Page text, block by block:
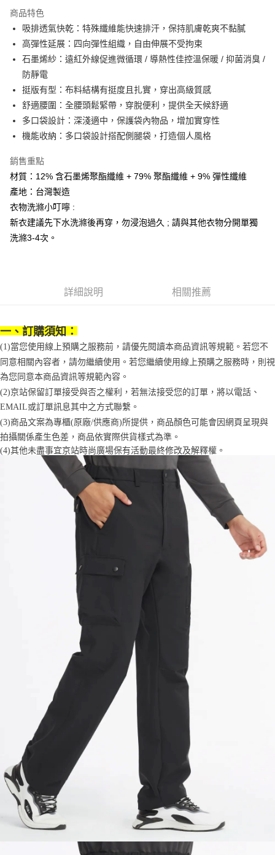
臺灣中小企業銀行
匯豐（台灣）商業銀行
華泰商業銀行
聯邦商業銀行
遠東國際商業銀行
元大商業銀行
永豐商業銀行
玉山商業銀行
台灣樂天信用卡公司
街口支付
悠遊付
Google Pay
全盈+PAY
大哥付你分期
相關說明
【大哥付你分期使用說明】
2.付款方式選擇「大哥付你分期」，訂單成立後會自動跳轉到大哥付的交易
成交易。
3.實際核准額度、可分期數及費用金額請依後續交易確認頁面所載為準。
4.訂單成立30分鐘內，如未前往確認交易或遇審核未通過，訂單將自動取
消。如遇「轉專審核」未通過狀況，表示未達大哥付你分期系統評分，恕無
法說明評估內容。
【繳款方式說明】
用戶於交易時，得透過本服務購買商品或服務，並由商店將買賣／分期付款
買賣價金債權讓與本公司後，依約使用本公司帳單繳交帳款。
2.基於同意付款使用「大哥付你分期」之契約關係目的，商店將以您的個人
資料（包含姓名、電話或地址）提供予台灣大哥大進項蒐集、處理及利用，
由本公司與您本人進行分期帳單所需資料之確認、核對及更正。
3.完整用戶服務條款，請詳閱以下連結：
相關說明
【關於「AFTEE先享後付」】
便利好安心！
１．簡單：不需註冊會員、不需綁卡、不需儲值。
２．便利：只要手機號碼，簡訊認證，即可結帳。
３．安心：先確認商品／服務後，再付款。
３．收到繳費通知簡訊後14天內，點擊此簡訊中的連結，可透過四大超商／
購買商品的店家。未經商家同意取消之訂單仍視為有效，需透過AFTEE先享
※ 交易是否成功請以「AFTEE先享後付 」之結帳頁面顯示為準，若有關於
是否繳費成功／繳費後需取消欲退款等相關疑問，請聯繫「AFTEE先享後付
客戶支援中心」https://netprotections.freshdesk.com/support/home
【注意事項】
１．透過由恩沛科技股份有限公司提供之「AFTEE先享後付」服務完成之交
易，需依本服務之必要範圍內提供個人資料，並將交易相關給付款項請求債
權轉讓予恩沛科技股份有限公司。
２．關於個人資料處理事宜，請瀏覽以下網址：
https://aftee.tw/terms/#terms3
３．未成年的使用者請事先徵得法定代理人或監護人之同意方可使用
「AFTEE先享後付」，若未經同意申辦者引起之損失，本公司不負相關責
４．使用「AFTEE先享後付」時，將依據個別帳號之用戶狀況，依本公司即
時審查核予不同之上限額度；若仍有額度不足之情形，本公司將視審查結果
請求用戶進行身份認證。
５．嚴禁一人註冊多個帳號或使用他人資訊註冊。若發現惡意使用之情形，
恩沛科技股份有限公司將有權停止該用戶之使用額度並採取法律行動。
ATM付款
運送方式
付款後全家取貨
每筆NT$70，滿NT$899(含以上)免運費
每筆NT$100，滿NT$1,000(含以上)免運費
京站台北店客服中心(1F星巴克旁) 即日起不提供京站紙袋，取件時
請自備購物袋，若需購買紙袋可現場詢問
免運費
商品特色
吸排透氣快乾：特殊纖維能快速排汗，保持肌膚乾爽不黏膩
高彈性延展：四向彈性組織，自由伸展不受拘束
石墨烯紗：遠紅外線促進微循環 / 導熱性佳控溫保暖 / 抑菌消臭 /
防靜電
挺版有型：布料結構有挺度且扎實，穿出高級質感
舒適腰圍：全腰頭鬆緊帶，穿脫便利，提供全天候舒適
多口袋設計：深淺適中，保護袋內物品，增加實穿性
機能收納：多口袋設計搭配側腿袋，打造個人風格
銷售重點
材質：12% 含石墨烯聚酯纖維 + 79% 聚酯纖維 + 9% 彈性纖維
產地：台灣製造
衣物洗滌小叮嚀 :
新衣建議先下水洗滌後再穿，勿浸泡過久 ; 請與其他衣物分開單獨
洗滌3-4次。
詳細說明 相關推薦
一、訂購須知：
(1)當您使用線上預購之服務前，請優先閱讀本商品資訊等規範。若您不
同意相關內容者，請勿繼續使用。若您繼續使用線上預購之服務時，則視
為您同意本商品資訊等規範內容。
(2)京站保留訂單接受與否之權利，若無法接受您的訂單，將以電話、
EMAIL或訂單訊息其中之方式聯繫。
(3)商品文案為專櫃(原廠/供應商)所提供，商品顏色可能會因網頁呈現與
拍攝關係產生色差，商品依實際供貨樣式為準。
(4)其他未盡事宜京站時尚廣場保有活動最終修改及解釋權。